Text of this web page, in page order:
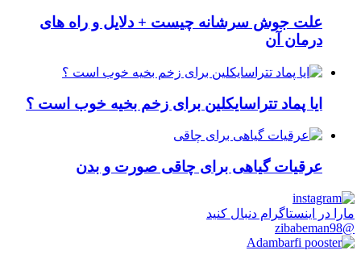
علت جوش سرشانه چیست + دلایل و راه های
درمان آن
ایا پماد تتراسایکلین برای زخم بخیه خوب است ؟
عرقیات گیاهی برای چاقی صورت و بدن
مارا در اینستاگرام دنبال کنید
@zibabeman98